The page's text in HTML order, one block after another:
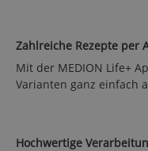
Zahlreiche Rezepte per
Mit der MEDION Life+
Varianten ganz einfach
Hochwertige